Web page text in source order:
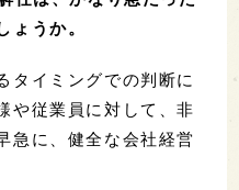
ょうか。
タイミングでの判断に
や従業員に対して、非
急に、健全な会社経営